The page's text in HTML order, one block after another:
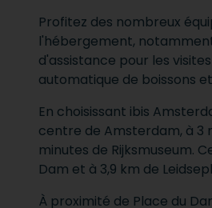
Profitez des nombreux
l'hébergement,
d'assistance pour les
automatique de boissons
En choisissant ibis
centre de Amsterdam, à 3
minutes de Rijksmuseum.
Dam et à 3,9 km de
À proximité de Place du